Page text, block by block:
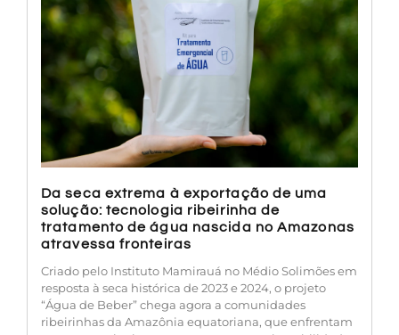
Da seca extrema à exportação de uma
solução: tecnologia ribeirinha de
tratamento de água nascida no Amazonas
atravessa fronteiras
Criado pelo Instituto Mamirauá no Médio Solimões em
resposta à seca histórica de 2023 e 2024, o projeto
“Água de Beber” chega agora a comunidades
ribeirinhas da Amazônia equatoriana, que enfrentam